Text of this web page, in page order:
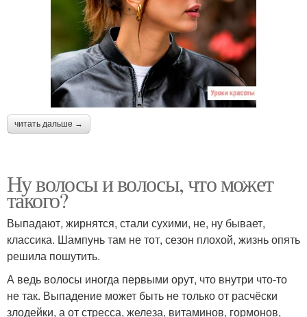
читать дальше →
Ну волосы и волосы, что может
такого?
Выпадают, жирнятся, стали сухими, не, ну бывает,
классика. Шампунь там не тот, сезон плохой, жизнь опять
решила пошутить.
А ведь волосы иногда первыми орут, что внутри что-то
не так. Выпадение может быть не только от расчёски
злодейки, а от стресса, железа, витаминов, гормонов,